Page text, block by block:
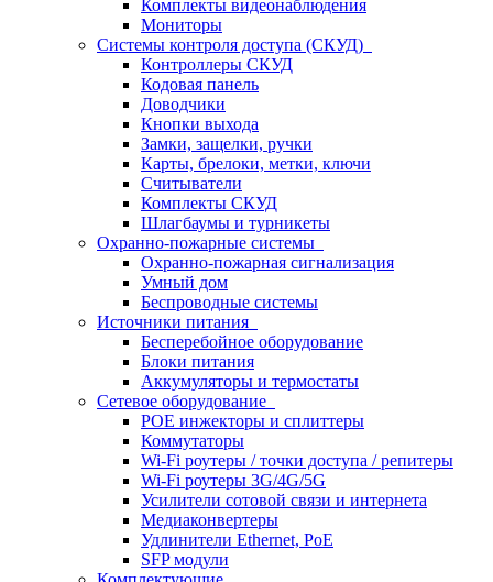
Комплекты видеонаблюдения
Мониторы
Системы контроля доступа (СКУД)
Контроллеры СКУД
Кодовая панель
Доводчики
Кнопки выхода
Замки, защелки, ручки
Карты, брелоки, метки, ключи
Считыватели
Комплекты СКУД
Шлагбаумы и турникеты
Охранно-пожарные системы
Охранно-пожарная сигнализация
Умный дом
Беспроводные системы
Источники питания
Бесперебойное оборудование
Блоки питания
Аккумуляторы и термостаты
Сетевое оборудование
POE инжекторы и сплиттеры
Коммутаторы
Wi-Fi роутеры / точки доступа / репитеры
Wi-Fi роутеры 3G/4G/5G
Усилители сотовой связи и интернета
Медиаконвертеры
Удлинители Ethernet, PoE
SFP модули